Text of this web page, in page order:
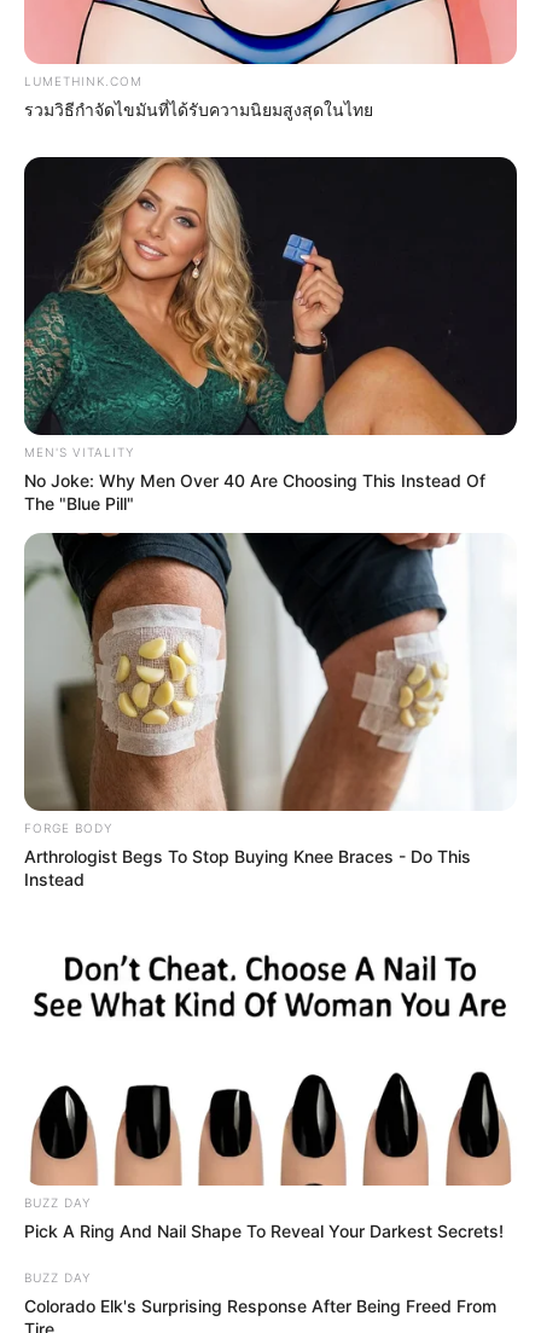
Why this ordinary drink is the secret to feeling your
best every day
Guess Their Job — Most People Get It Wrong
From Baddies To Sweethearts: 9 Actresses That Can
How Did They Get Gina Carano To Take It All Back?
BRAINBERRIES
LUMETHINK.COM
รวมวิธีกำจัดไขมันที่ได้รับความนิยมสูงสุดในไทย
MEN'S VITALITY
No Joke: Why Men Over 40 Are Choosing This Instead Of
The "Blue Pill"
FORGE BODY
Arthrologist Begs To Stop Buying Knee Braces - Do This
Instead
BUZZ DAY
Pick A Ring And Nail Shape To Reveal Your Darkest Secrets!
BUZZ DAY
Colorado Elk's Surprising Response After Being Freed From